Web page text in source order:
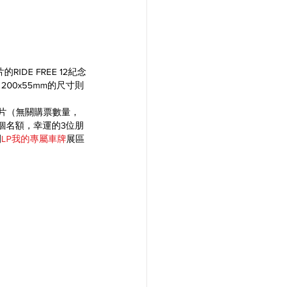
RIDE FREE 12紀念
的尺寸則
（無關購票數量，
名額，幸運的3位朋
LP我的專屬車牌展區